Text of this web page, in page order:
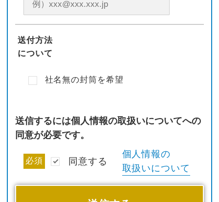
送付方法
について
社名無の封筒を希望
送信するには個人情報の取扱いについてへの
同意が必要です。
必須 同意する
個人情報の
取扱いについて